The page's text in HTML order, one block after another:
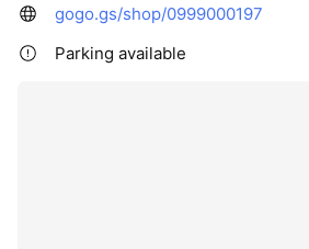
gogo.gs/shop/0999000197
Parking available